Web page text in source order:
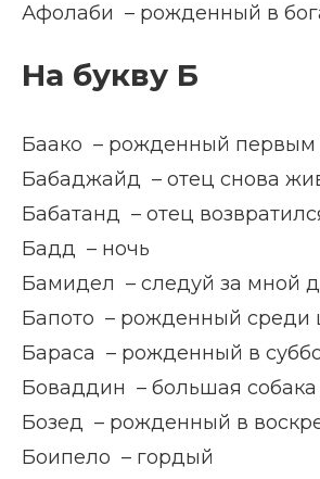
Афолаби – рожденный в
На букву Б
Баако – рожденный первым
Бабаджайд – отец снова
Бабатанд – отец
Бадд – ночь
Бамидел – следуй за мной
Бапото – рожденный среди
Бараса – рожденный в
Боваддин – большая собака
Бозед – рожденный в
Боипело – гордый